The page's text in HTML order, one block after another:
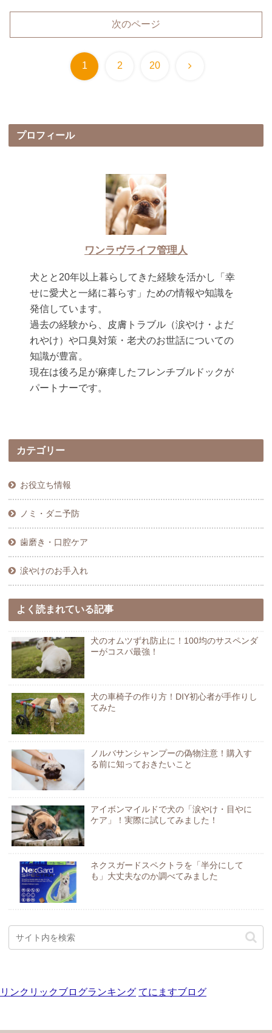
次のページ
1 2 20 次
プロフィール
ワンラヴライフ管理人
犬とと20年以上暮らしてきた経験を活かし「幸
せに愛犬と一緒に暮らす」ための情報や知識を
発信しています。
過去の経験から、皮膚トラブル（涙やけ・よだ
れやけ）や口臭対策・老犬のお世話についての
知識が豊富。
現在は後ろ足が麻痺したフレンチブルドックが
パートナーです。
カテゴリー
お役立ち情報
ノミ・ダニ予防
歯磨き・口腔ケア
涙やけのお手入れ
よく読まれている記事
犬のオムツずれ防止に！100均のサスペンダ
ーがコスパ最強！
犬の車椅子の作り方！DIY初心者が手作りし
てみた
ノルバサンシャンプーの偽物注意！購入す
る前に知っておきたいこと
アイボンマイルドで犬の「涙やけ・目やに
ケア」！実際に試してみました！
ネクスガードスペクトラを「半分にして
も」大丈夫なのか調べてみました
リンクリックブログランキング てにますブログ